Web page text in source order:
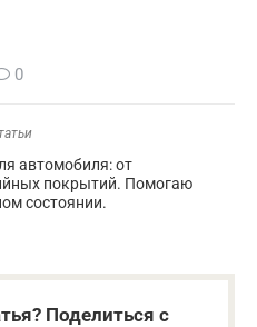
0
автомобиля: от
покрытий. Помогаю
состоянии.
Поделиться с